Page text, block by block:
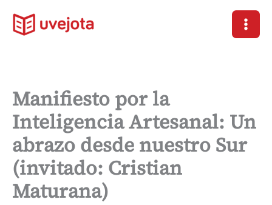
contenido
Manifiesto por la
Inteligencia Artesanal: Un
abrazo desde nuestro Sur
(invitado: Cristian
Maturana)